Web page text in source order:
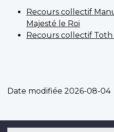
Recours collectif
Majesté le Roi
Recours collectif Toth
Date modifiée 2026-08-04